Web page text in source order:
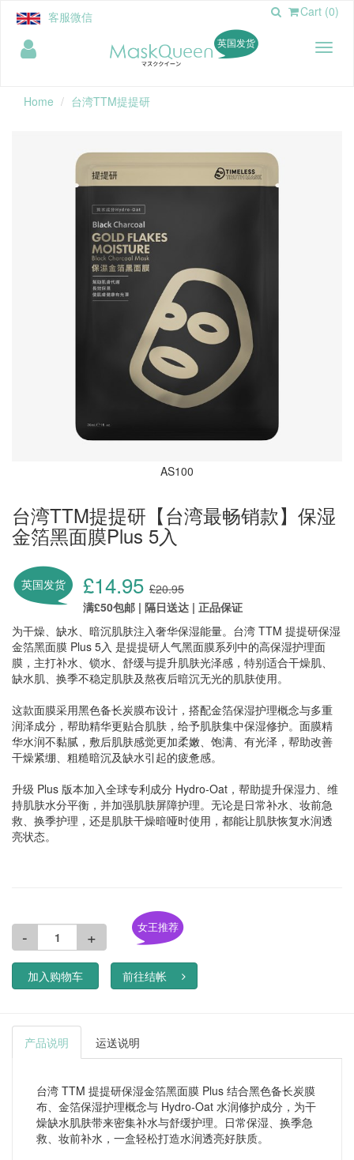
客服微信 Cart (0)
英国发货
Home 台湾TTM提提研
AS100
台湾TTM提提研【台湾最畅销款】保湿
金箔黑面膜Plus 5入
英国发货 £14.95 £20.95
满£50包邮 | 隔日送达 | 正品保证
为干燥、缺水、暗沉肌肤注入奢华保湿能量。台湾 TTM 提提研保湿
金箔黑面膜 Plus 5入 是提提研人气黑面膜系列中的高保湿护理面
膜，主打补水、锁水、舒缓与提升肌肤光泽感，特别适合干燥肌、
缺水肌、换季不稳定肌肤及熬夜后暗沉无光的肌肤使用。
这款面膜采用黑色备长炭膜布设计，搭配金箔保湿护理概念与多重
润泽成分，帮助精华更贴合肌肤，给予肌肤集中保湿修护。面膜精
华水润不黏腻，敷后肌肤感觉更加柔嫩、饱满、有光泽，帮助改善
干燥紧绷、粗糙暗沉及缺水引起的疲惫感。
升级 Plus 版本加入全球专利成分 Hydro-Oat，帮助提升保湿力、维
持肌肤水分平衡，并加强肌肤屏障护理。无论是日常补水、妆前急
救、换季护理，还是肌肤干燥暗哑时使用，都能让肌肤恢复水润透
亮状态。
- + 女王推荐
加入购物车 前往结帐
产品说明 运送说明
台湾 TTM 提提研保湿金箔黑面膜 Plus 结合黑色备长炭膜
布、金箔保湿护理概念与 Hydro-Oat 水润修护成分，为干
燥缺水肌肤带来密集补水与舒缓护理。日常保湿、换季急
救、妆前补水，一盒轻松打造水润透亮好肤质。